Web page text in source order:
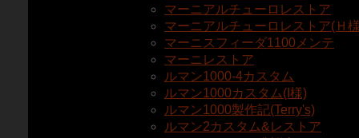
マーニアルチューロレストア
マーニアルチューロレストア(Ｈ
マーニスフィーダ1100メンテ
マーニレストア
ルマン1000-4カスタム
ルマン1000カスタム(I様)
ルマン1000製作記(Terry's)
ルマン2カスタム&レストア